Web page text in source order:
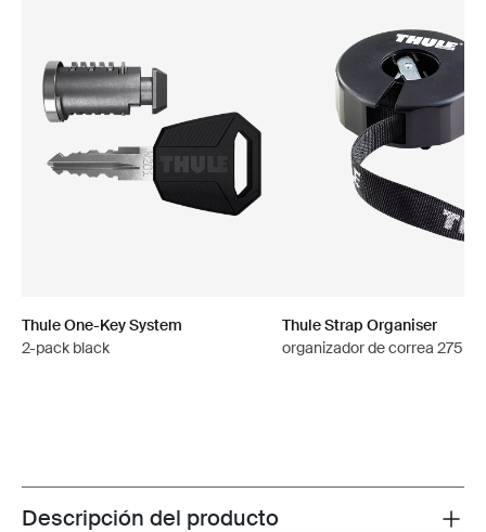
Thule One-Key System
2-pack black
Thule Strap Organiser
organizador de correa 275
Toggle overview
Descripción del producto